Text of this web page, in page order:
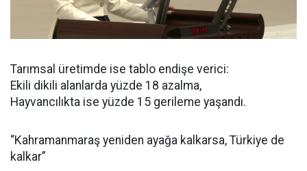
Tarımsal üretimde ise tablo endişe verici:
Ekili dikili alanlarda yüzde 18 azalma,
Hayvancılıkta ise yüzde 15 gerileme yaşandı.
“Kahramanmaraş yeniden ayağa kalkarsa, Türkiye de
kalkar”